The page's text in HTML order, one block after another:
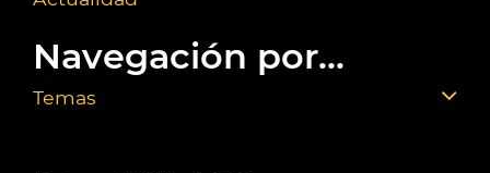
Navegación por...
Temas